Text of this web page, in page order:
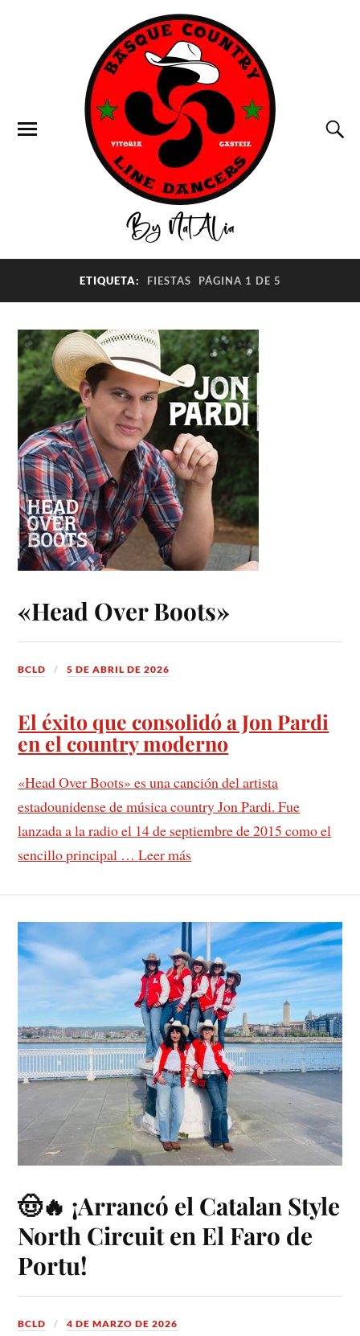
ETIQUETA: FIESTAS PÁGINA 1 DE 5
«Head Over Boots»
BCLD 5 DE ABRIL DE 2026
El éxito que consolidó a Jon Pardi
en el country moderno
«Head Over Boots» es una canción del artista
estadounidense de música country Jon Pardi. Fue
lanzada a la radio el 14 de septiembre de 2015 como el
sencillo principal …Leer más
🤠🔥 ¡Arrancó el Catalan Style
North Circuit en El Faro de
Portu!
BCLD 4 DE MARZO DE 2026